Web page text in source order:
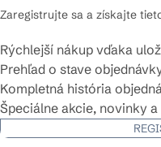
Zaregistrujte sa a získajte
Rýchlejší nákup vďaka
Prehľad o stave
Kompletná história
Špeciálne akcie, novinky